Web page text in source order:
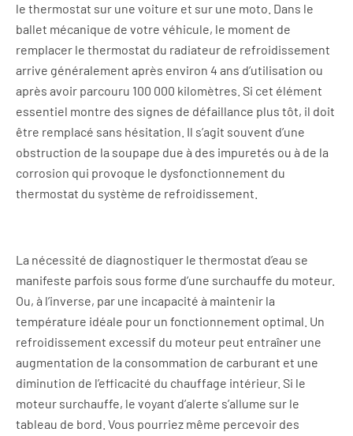
le thermostat sur une voiture et sur une moto. Dans le
ballet mécanique de votre véhicule, le moment de
remplacer le thermostat du radiateur de refroidissement
arrive généralement après environ 4 ans d’utilisation ou
après avoir parcouru 100 000 kilomètres. Si cet élément
essentiel montre des signes de défaillance plus tôt, il doit
être remplacé sans hésitation. Il s’agit souvent d’une
obstruction de la soupape due à des impuretés ou à de la
corrosion qui provoque le dysfonctionnement du
thermostat du système de refroidissement.
La nécessité de diagnostiquer le thermostat d’eau se
manifeste parfois sous forme d’une surchauffe du moteur.
Ou, à l’inverse, par une incapacité à maintenir la
température idéale pour un fonctionnement optimal. Un
refroidissement excessif du moteur peut entraîner une
augmentation de la consommation de carburant et une
diminution de l’efficacité du chauffage intérieur. Si le
moteur surchauffe, le voyant d’alerte s’allume sur le
tableau de bord. Vous pourriez même percevoir des